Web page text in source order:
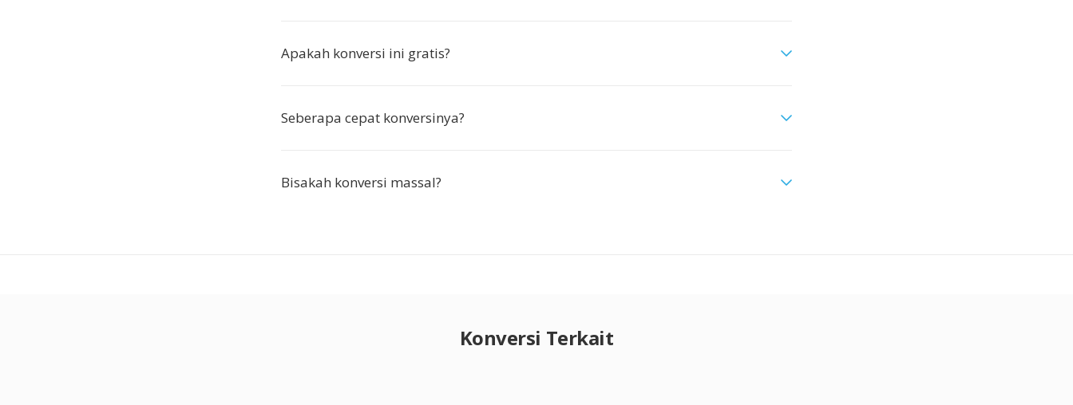
Apakah konversi ini gratis?
Seberapa cepat konversinya?
Bisakah konversi massal?
Konversi Terkait